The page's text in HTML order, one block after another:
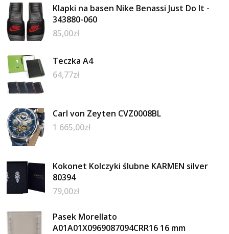
Klapki na basen Nike Benassi Just Do It -
343880-060
85,00zł
Teczka A4
64,77zł
Carl von Zeyten CVZ0008BL
1 665,00zł
Kokonet Kolczyki ślubne KARMEN silver
80394
79,00zł
Pasek Morellato
A01A01X0969087094CRR16 16 mm